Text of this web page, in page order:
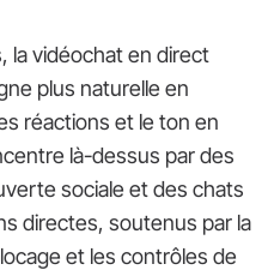
la vidéochat en direct
plus naturelle en
réactions et le ton en
là-dessus par des
sociale et des chats
directes, soutenus par la
et les contrôles de